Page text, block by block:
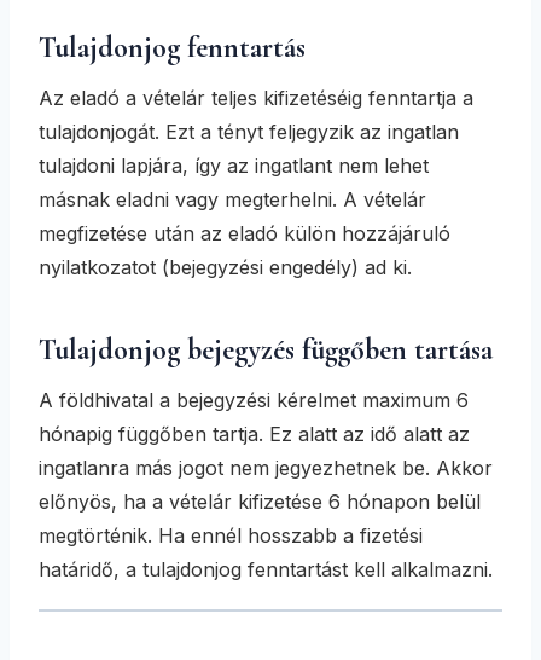
Tulajdonjog fenntartás
Az eladó a vételár teljes kifizetéséig fenntartja a
tulajdonjogát. Ezt a tényt feljegyzik az ingatlan
tulajdoni lapjára, így az ingatlant nem lehet
másnak eladni vagy megterhelni. A vételár
megfizetése után az eladó külön hozzájáruló
nyilatkozatot (bejegyzési engedély) ad ki.
Tulajdonjog bejegyzés függőben tartása
A földhivatal a bejegyzési kérelmet maximum 6
hónapig függőben tartja. Ez alatt az idő alatt az
ingatlanra más jogot nem jegyezhetnek be. Akkor
előnyös, ha a vételár kifizetése 6 hónapon belül
megtörténik. Ha ennél hosszabb a fizetési
határidő, a tulajdonjog fenntartást kell alkalmazni.